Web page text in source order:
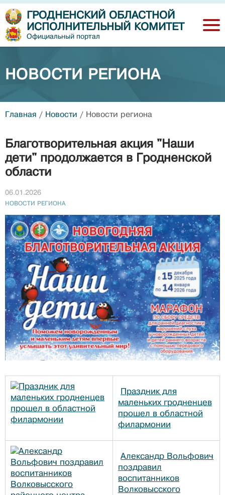
ГРОДНЕНСКИЙ ОБЛАСТНОЙ
ИСПОЛНИТЕЛЬНЫЙ КОМИТЕТ
Официальный портал
НОВОСТИ РЕГИОНА
Главная / Новости / Новости региона
Благотворительная акция "Наши
дети" продолжается в Гродненской
области
06.01.2026
НОВОСТИ РЕГИОНА
Праздник для
маленьких гродненцев
прошел в областной
филармонии
Александр Вольфович
поздравил
воспитанников
Волковысского